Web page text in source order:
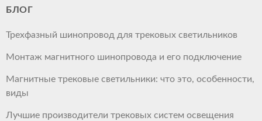
БЛОГ
Трехфазный шинопровод для трековых светильников
Монтаж магнитного шинопровода и его подключение
Магнитные трековые светильники: что это, особенности,
виды
Лучшие производители трековых систем освещения